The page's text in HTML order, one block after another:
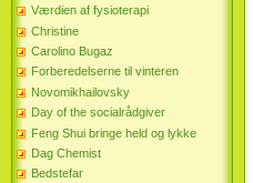
Værdien af ​​fysioterapi
Christine
Carolino Bugaz
Forberedelserne til vinteren
Novomikhailovsky
Day of the socialrådgiver
Feng Shui bringe held og lykke
Dag Chemist
Bedstefar